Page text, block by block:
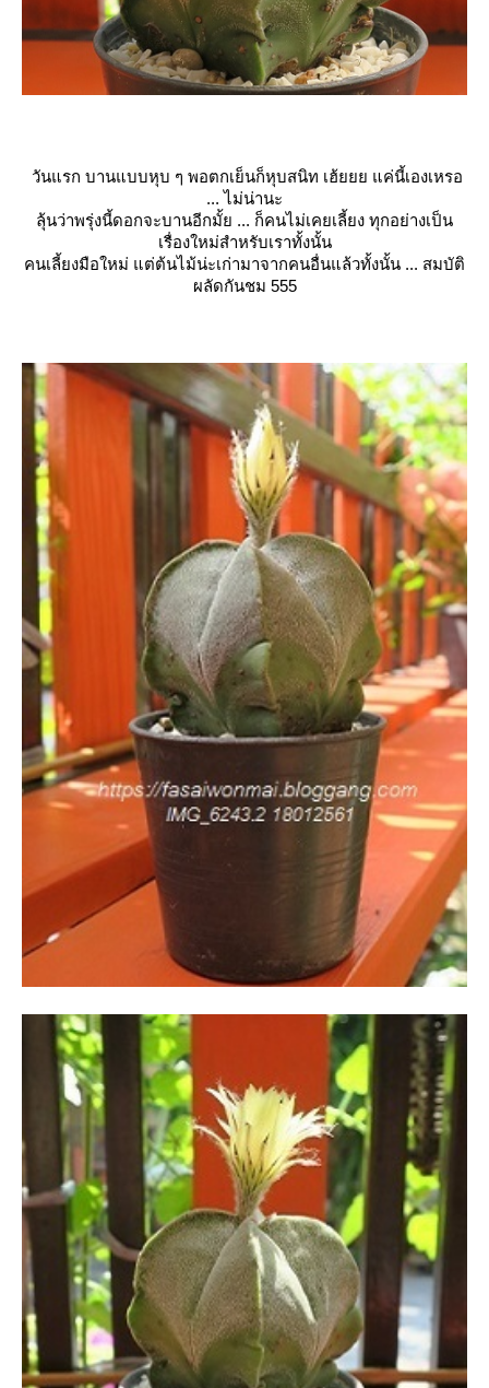
วันแรก บานแบบหุบ ๆ พอตกเย็นก็หุบสนิท เฮ้ยยย แค่นี้เองเหรอ
... ไม่น่านะ
ลุ้นว่าพรุ่งนี้ดอกจะบานอีกมั้ย ... ก็คนไม่เคยเลี้ยง ทุกอย่างเป็น
เรื่องใหม่สำหรับเราทั้งนั้น
คนเลี้ยงมือใหม่ แต่ต้นไม้น่ะเก่ามาจากคนอื่นแล้วทั้งนั้น ... สมบัติ
ผลัดกันชม 555